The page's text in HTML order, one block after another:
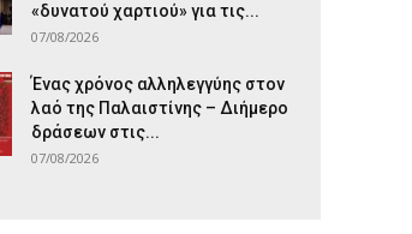
«δυνατού χαρτιού» για τις...
07/08/2026
Ένας χρόνος αλληλεγγύης στον
λαό της Παλαιστίνης – Διήμερο
δράσεων στις...
07/08/2026